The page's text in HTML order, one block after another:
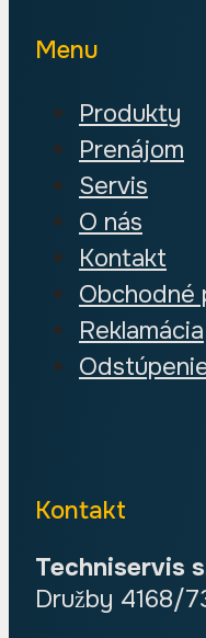
Menu
Produkty
Prenájom
Servis
O nás
Kontakt
Obchodné
Reklamácia
Kontakt
Techniservis
Družby 4168/